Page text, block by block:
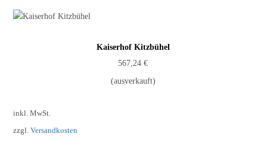
Kaiserhof Kitzbühel
567,24€
(ausverkauft)
inkl. MwSt.
zzgl.Versandkosten